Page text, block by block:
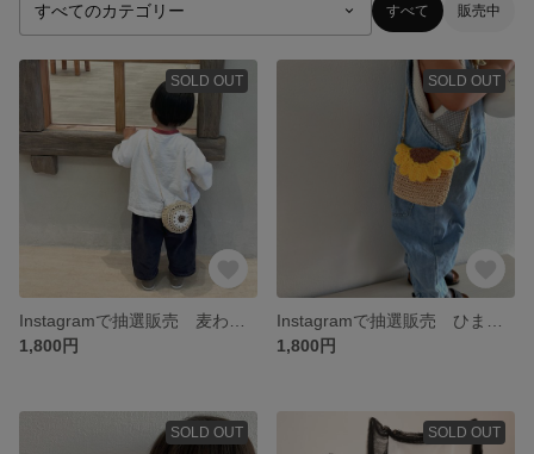
すべて 販売中
SOLD OUT
1,800円
SOLD OUT
1,800円
SOLD OUT SOLD OUT